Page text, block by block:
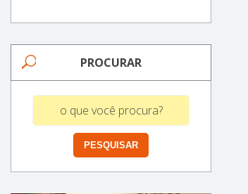
PROCURAR